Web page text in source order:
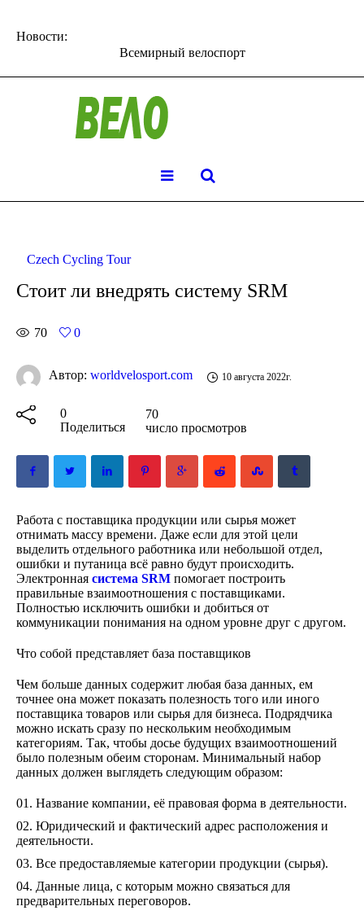
Новости:
Всемирный велоспорт
Czech Cycling Tour
Стоит ли внедрять систему SRM
70 0
Автор: worldvelosport.com 10 августа 2022г.
0
Поделиться
70
число просмотров
Работа с поставщика продукции или сырья может
отнимать массу времени. Даже если для этой цели
выделить отдельного работника или небольшой отдел,
ошибки и путаница всё равно будут происходить.
Электронная система SRM помогает построить
правильные взаимоотношения с поставщиками.
Полностью исключить ошибки и добиться от
коммуникации понимания на одном уровне друг с другом.
Что собой представляет база поставщиков
Чем больше данных содержит любая база данных, ем
точнее она может показать полезность того или иного
поставщика товаров или сырья для бизнеса. Подрядчика
можно искать сразу по нескольким необходимым
категориям. Так, чтобы досье будущих взаимоотношений
было полезным обеим сторонам. Минимальный набор
данных должен выглядеть следующим образом:
Название компании, её правовая форма в деятельности.
Юридический и фактический адрес расположения и
деятельности.
Все предоставляемые категории продукции (сырья).
Данные лица, с которым можно связаться для
предварительных переговоров.